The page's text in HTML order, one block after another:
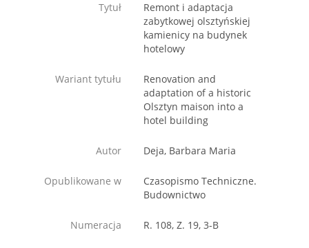
Tytuł
Remont i adaptacja
zabytkowej olsztyńskiej
kamienicy na budynek
hotelowy
Wariant tytułu
Renovation and
adaptation of a historic
Olsztyn maison into a
hotel building
Autor Deja, Barbara Maria
Opublikowane w
Czasopismo Techniczne.
Budownictwo
Numeracja R. 108, Z. 19, 3-B